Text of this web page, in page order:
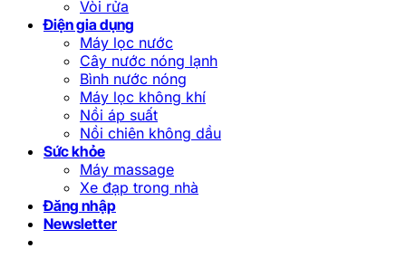
Vòi rửa
Điện gia dụng
Máy lọc nước
Cây nước nóng lạnh
Bình nước nóng
Máy lọc không khí
Nồi áp suất
Nồi chiên không dầu
Sức khỏe
Máy massage
Xe đạp trong nhà
Đăng nhập
Newsletter